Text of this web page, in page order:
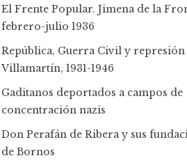
El Frente Popular. Jimena de la
febrero-julio 1936
República, Guerra Civil y represión
Villamartín, 1931-1946
Gaditanos deportados a campos de
concentración nazis
Don Perafán de Ribera y sus
de Bornos